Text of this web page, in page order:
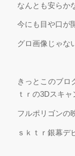
なんとも安らか
今にも目や口が
グロ画像じゃな
きっとこのブロ
ｔｒの3Dスキ
フルポリゴンの
ｓｋｔｒ銀幕デ